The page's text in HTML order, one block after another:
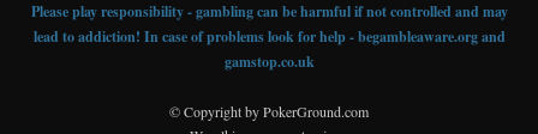
Please play responsibility - gambling can be harmful if not controlled and may
lead to addiction! In case of problems look for help - begambleaware.org and
gamstop.co.uk
© Copyright by PokerGround.com